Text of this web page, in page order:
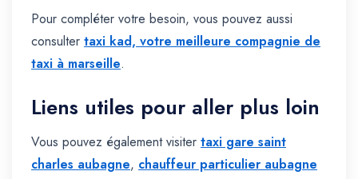
Pour compléter votre besoin, vous pouvez aussi
consulter taxi kad, votre meilleure compagnie de
taxi à marseille.
Liens utiles pour aller plus loin
Vous pouvez également visiter taxi gare saint
charles aubagne, chauffeur particulier aubagne